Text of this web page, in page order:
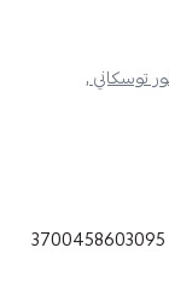
توسكاني ,
3700458603095